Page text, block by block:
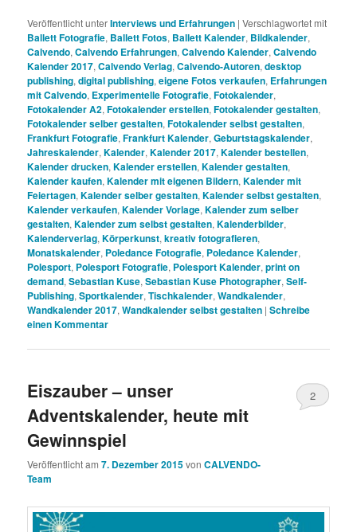
Veröffentlicht unterInterviews und Erfahrungen |Verschlagwortet mit
Ballett Fotografie, Ballett Fotos, Ballett Kalender, Bildkalender,
Calvendo,Calvendo Erfahrungen,Calvendo Kalender,Calvendo
Kalender 2017,Calvendo Verlag,Calvendo-Autoren,desktop
publishing,digital publishing,eigene Fotos verkaufen, Erfahrungen
mit Calvendo, Experimentelle Fotografie,Fotokalender,
Fotokalender A2,Fotokalender erstellen,Fotokalender gestalten,
Fotokalender selber gestalten,Fotokalender selbst gestalten,
Frankfurt Fotografie,Frankfurt Kalender,Geburtstagskalender,
Jahreskalender,Kalender,Kalender 2017,Kalender bestellen,
Kalender drucken,Kalender erstellen,Kalender gestalten,
Kalender kaufen,Kalender mit eigenen Bildern,Kalender mit
Feiertagen,Kalender selber gestalten,Kalender selbst gestalten,
Kalender verkaufen,Kalender Vorlage,Kalender zum selber
gestalten,Kalender zum selbst gestalten,Kalenderbilder,
Kalenderverlag,Körperkunst,kreativ fotografieren,
Monatskalender, Poledance Fotografie, Poledance Kalender,
Polesport, Polesport Fotografie, Polesport Kalender,print on
demand,Sebastian Kuse,Sebastian Kuse Photographer,Self-
Publishing,Sportkalender,Tischkalender,Wandkalender,
Wandkalender 2017,Wandkalender selbst gestalten |Schreibe
einen Kommentar
Eiszauber – unser
Adventskalender, heute mit
Gewinnspiel
Veröffentlicht am7. Dezember 2015vonCALVENDO-
Team
2